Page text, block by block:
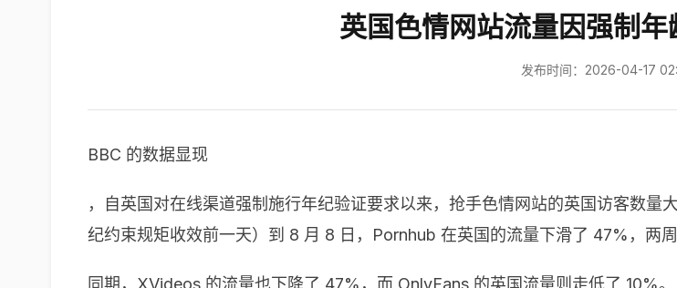
英国色情网站流量因强制
发布时间：2026-04-17
BBC 的数据显现
，自英国对在线渠道强制施行年纪验证要求以来，抢手色情网站的英国访客数
纪约束规矩收效前一天）到 8 月 8 日，Pornhub 在英国的流量下滑了 47%，两周
同期，XVideos 的流量也下降了 47%，而 OnlyFans 的英国流量则走低了 10%